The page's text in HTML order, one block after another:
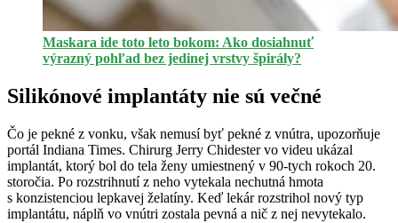
Maskara ide toto leto bokom: Ako dosiahnuť
výrazný pohľad bez jedinej vrstvy špirály?
Silikónové implantáty nie sú večné
Čo je pekné z vonku, však nemusí byť pekné z vnútra, upozorňuje
portál Indiana Times. Chirurg Jerry Chidester vo videu ukázal
implantát, ktorý bol do tela ženy umiestnený v 90-tych rokoch 20.
storočia. Po rozstrihnutí z neho vytekala nechutná hmota
s konzistenciou lepkavej želatíny. Keď lekár rozstrihol nový typ
implantátu, náplň vo vnútri zostala pevná a nič z nej nevytekalo.